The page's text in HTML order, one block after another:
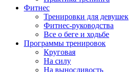
Фитнес
Тренировки для девушек
Фитнес-руководства
Все о беге и ходьбе
Программы тренировок
Круговая
На силу
На выносливость